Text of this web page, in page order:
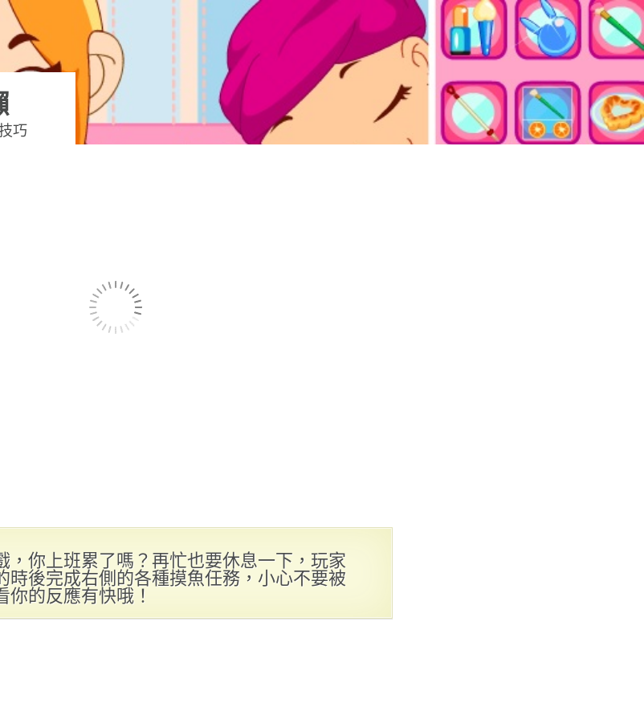
巧
，你上班累了嗎？再忙也要休息一下，玩家
時後完成右側的各種摸魚任務，小心不要被
你的反應有快哦！